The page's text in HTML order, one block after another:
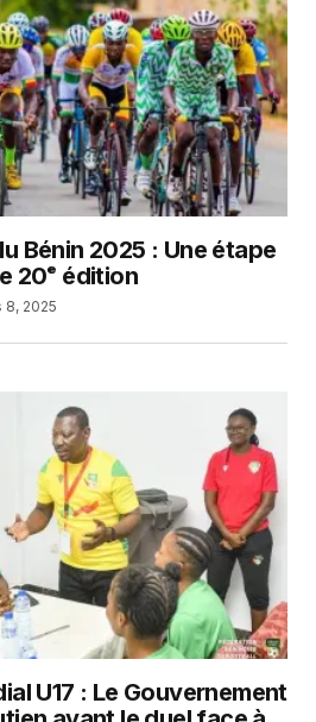
Bénin 2025 : Une étape
20ᵉ édition
8, 2025
U17 : Le Gouvernement